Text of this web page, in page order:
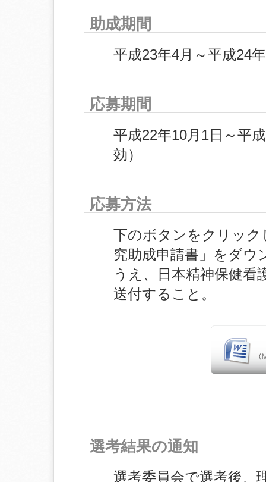
助成期間
平成23年4月～平成24
応募期間
平成22年10月1日～平
効）
応募方法
下のボタンをクリック
究助成申請書」をダウ
うえ、日本精神保健看
送付すること。
選考結果の通知
選考委員会で選考後、